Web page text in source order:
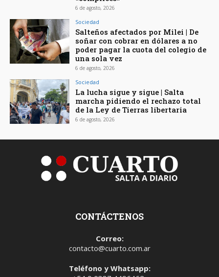
6 de agosto, 2026
Sociedad
Salteños afectados por Milei | De
soñar con cobrar en dólares a no
poder pagar la cuota del colegio de
una sola vez
6 de agosto, 2026
Sociedad
La lucha sigue y sigue | Salta
marcha pidiendo el rechazo total
de la Ley de Tierras libertaria
6 de agosto, 2026
CONTÁCTENOS
Correo:
contacto@cuarto.com.ar
Teléfono y Whatsapp: